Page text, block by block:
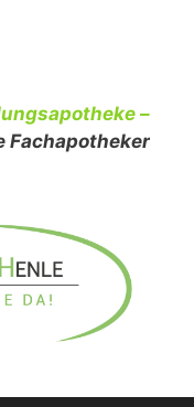
–
Fachapotheker